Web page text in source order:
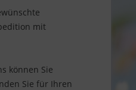
mit
können Sie
Sie für Ihren